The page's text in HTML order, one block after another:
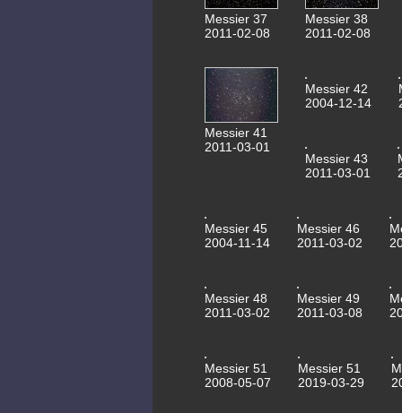
Messier 37
2011-02-08
Messier 38
2011-02-08
Messier 41
2011-03-01
Messier 42
2004-12-14
Messier 43
2011-03-01
Messier 45
2004-11-14
Messier 46
2011-03-02
Messier 48
2011-03-02
Messier 49
2011-03-08
Messier 51
2008-05-07
Messier 51
2019-03-29